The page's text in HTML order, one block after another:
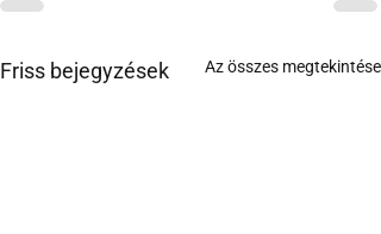
Friss bejegyzések Az összes megtekintése